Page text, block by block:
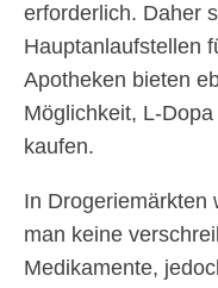
erforderlich. Daher
Hauptanlaufstellen
Apotheken bieten
Möglichkeit, L-
kaufen.
In Drogeriemärkten
man keine
Medikamente,